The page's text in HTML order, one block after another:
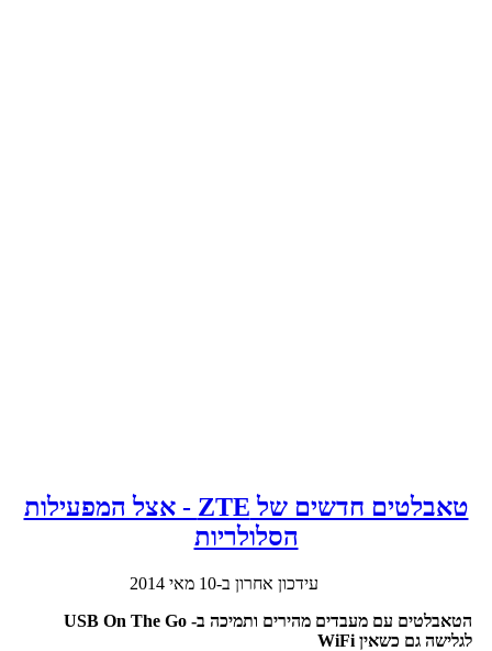
טאבלטים חדשים של ZTE - אצל המפעילות
הסלולריות
עידכון אחרון ב-10 מאי 2014
הטאבלטים עם מעבדים מהירים ותמיכה ב- USB On The Go
לגלישה גם כשאין WiFi